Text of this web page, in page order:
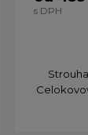
s DPH